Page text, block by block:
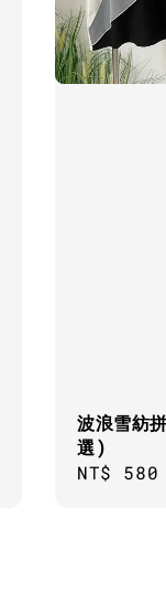
波浪雪紡
選)
Regular
NT$ 580